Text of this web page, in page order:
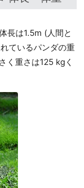
長は1.5m (人間と
ているパンダの重
く重さは125 kgく